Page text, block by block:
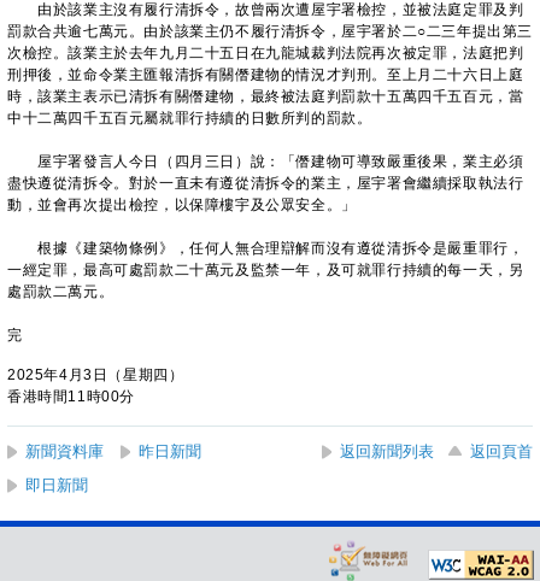
由於該業主沒有履行清拆令，故曾兩次遭屋宇署檢控，並被法庭定罪及判
罰款合共逾七萬元。由於該業主仍不履行清拆令，屋宇署於二○二三年提出第三
次檢控。該業主於去年九月二十五日在九龍城裁判法院再次被定罪，法庭把判
刑押後，並命令業主匯報清拆有關僭建物的情況才判刑。至上月二十六日上庭
時，該業主表示已清拆有關僭建物，最終被法庭判罰款十五萬四千五百元，當
中十二萬四千五百元屬就罪行持續的日數所判的罰款。
屋宇署發言人今日（四月三日）說：「僭建物可導致嚴重後果，業主必須
盡快遵從清拆令。對於一直未有遵從清拆令的業主，屋宇署會繼續採取執法行
動，並會再次提出檢控，以保障樓宇及公眾安全。」
根據《建築物條例》，任何人無合理辯解而沒有遵從清拆令是嚴重罪行，
一經定罪，最高可處罰款二十萬元及監禁一年，及可就罪行持續的每一天，另
處罰款二萬元。
完
2025年4月3日（星期四）
香港時間11時00分
新聞資料庫 昨日新聞 返回新聞列表
返回頁首
即日新聞